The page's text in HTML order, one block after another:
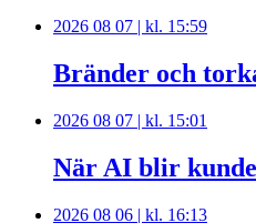
2026 08 07 | kl. 15:59
Bränder och
2026 08 07 | kl. 15:01
När AI blir
2026 08 06 | kl. 16:13